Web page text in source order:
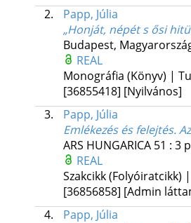
2.
Papp, Júlia
„Honját, népét s ősi
Budapest,
REAL
Monográfia (Könyv) |
[36855418] [Nyilvános]
3.
Papp, Júlia
Emlékezés és felejtés.
ARS HUNGARICA 51 : 3
REAL
Szakcikk (Folyóiratcikk)
[36856858] [Admin
4.
Papp, Júlia